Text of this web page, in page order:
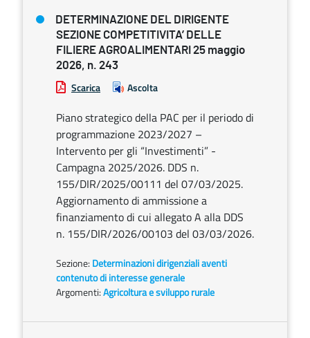
DETERMINAZIONE DEL DIRIGENTE
SEZIONE COMPETITIVITA’ DELLE
FILIERE AGROALIMENTARI 25 maggio
2026, n. 243
Scarica Ascolta
Piano strategico della PAC per il periodo di
programmazione 2023/2027 –
Intervento per gli “Investimenti” -
Campagna 2025/2026. DDS n.
155/DIR/2025/00111 del 07/03/2025.
Aggiornamento di ammissione a
finanziamento di cui allegato A alla DDS
n. 155/DIR/2026/00103 del 03/03/2026.
Sezione: Determinazioni dirigenziali aventi
contenuto di interesse generale
Argomenti:Agricoltura e sviluppo rurale